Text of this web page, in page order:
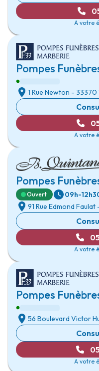
A votre
Pompes
1 Rue Newton - 33370
A votre
Pompes
Ouvert 09h-
91 Rue Edmond Faulat
A votre
Pompes
56 Boulevard Victor
A votre